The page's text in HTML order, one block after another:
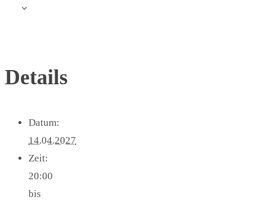
Details
Datum:
14.04.2027
Zeit:
20:00
bis